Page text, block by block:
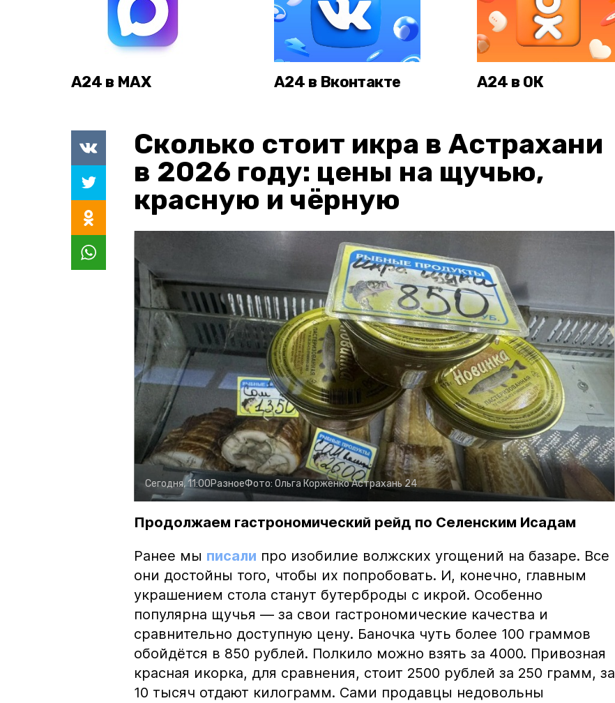
А24 в MAX А24 в Вконтакте А24 в ОК
Сколько стоит икра в Астрахани
в 2026 году: цены на щучью,
красную и чёрную
Сегодня, 11:00РазноеФото: Ольга КорженкоАстрахань 24
Продолжаем гастрономический рейд по Селенским Исадам
Ранее мы писали про изобилие волжских угощений на базаре. Все
они достойны того, чтобы их попробовать. И, конечно, главным
украшением стола станут бутерброды с икрой. Особенно
популярна щучья — за свои гастрономические качества и
сравнительно доступную цену. Баночка чуть более 100 граммов
обойдётся в 850 рублей. Полкило можно взять за 4000. Привозная
красная икорка, для сравнения, стоит 2500 рублей за 250 грамм, за
10 тысяч отдают килограмм. Сами продавцы недовольны